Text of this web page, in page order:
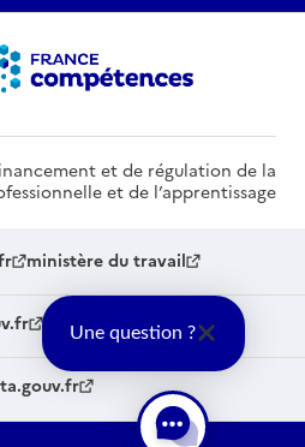
et de régulation de la
et de l’apprentissage
ministère du travail
service-public.fr
Une question ?